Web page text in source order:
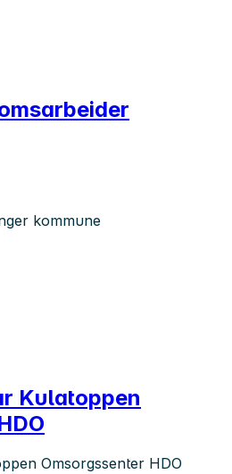
kommune
Kulatoppen
Omsorgssenter HDO